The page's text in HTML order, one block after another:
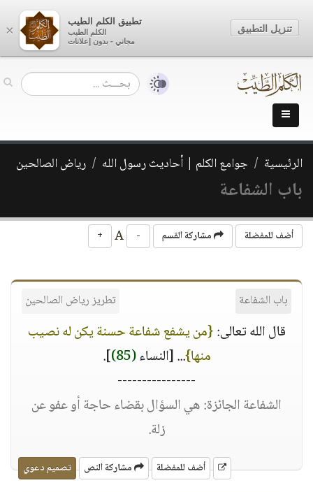
الرئيسية جوامع الكلم | أحاديث رسول الله رياض الصالحين
باب الشفاعة
أضف للمفضلة مشاركة القسم -
+
باب الشفاعة تطريز رياض الصالحين
قال الله تعالى:{من يشفع شفاعة حسنة يكن له نصيب
منها}... [النساء(85)
].
----------------
الشفاعة الجائزة: هي السؤال بقضاء حاجة أو عفو عن
زلة.
أضف للمفضلة مشاركة النص تصميم دعوي
×
تطبيق الكلم الطيب
الكلم الطيب
مجاني - بدون إعلانات
تنزيل التطبيق